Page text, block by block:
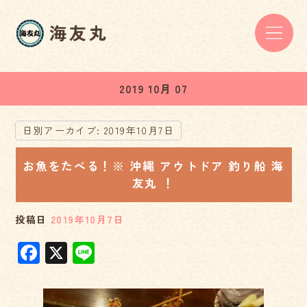
2019 10月 07
日別アーカイブ: 2019年10月7日
お魚をたべる！※ 沖縄 アウトドア 釣り船 海
友丸 ！
投稿日 2019年10月7日
F
c
X
e